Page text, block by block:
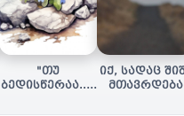
"თუ
ბედისწერაა..."
იქ, სადაც
მთავრდება